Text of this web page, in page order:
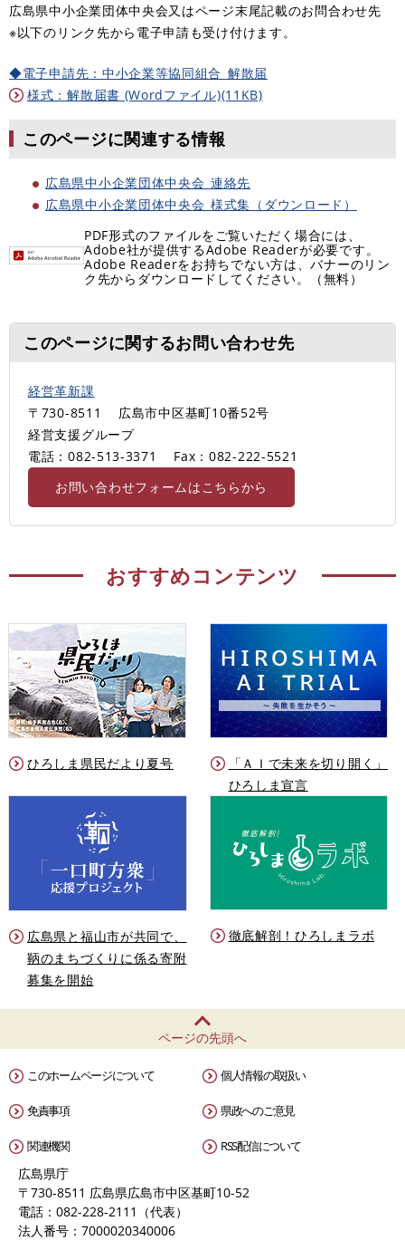
広島県中小企業団体中央会又はページ末尾記載のお問合わせ先
※以下のリンク先から電子申請も受け付けます。
◆電子申請先：中小企業等協同組合_解散届
様式：解散届書 (Wordファイル)(11KB)
このページに関連する情報
広島県中小企業団体中央会_連絡先
広島県中小企業団体中央会_様式集（ダウンロード）
PDF形式のファイルをご覧いただく場合には、
Adobe社が提供するAdobe Readerが必要です。
Adobe Readerをお持ちでない方は、バナーのリン
ク先からダウンロードしてください。（無料）
このページに関するお問い合わせ先
経営革新課
〒730-8511
広島市中区基町10番52号
経営支援グループ
電話：082-513-3371
Fax：082-222-5521
お問い合わせフォームはこちらから
おすすめコンテンツ
ひろしま県民だより夏号
「ＡＩで未来を切り開く」
ひろしま宣言
広島県と福山市が共同で、
鞆のまちづくりに係る寄附
募集を開始
徹底解剖！ひろしまラボ
ページの先頭へ
このホームページについて 個人情報の取扱い
免責事項 県政へのご意見
関連機関 RSS配信について
広島県庁
〒730-8511 広島県広島市中区基町10-52
電話：082-228-2111（代表）
法人番号：7000020340006